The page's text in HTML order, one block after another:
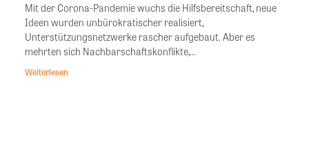
Mit der Corona-Pandemie wuchs die Hilfsbereitschaft, neue
Ideen wurden unbürokratischer realisiert,
Unterstützungsnetzwerke rascher aufgebaut. Aber es
mehrten sich Nachbarschaftskonflikte,...
Weiterlesen